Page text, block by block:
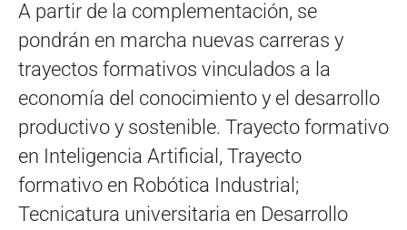
A partir de la complementación, se
pondrán en marcha nuevas carreras y
trayectos formativos vinculados a la
economía del conocimiento y el desarrollo
productivo y sostenible. Trayecto formativo
en Inteligencia Artificial, Trayecto
formativo en Robótica Industrial;
Tecnicatura universitaria en Desarrollo